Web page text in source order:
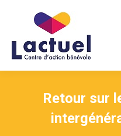
Retour sur